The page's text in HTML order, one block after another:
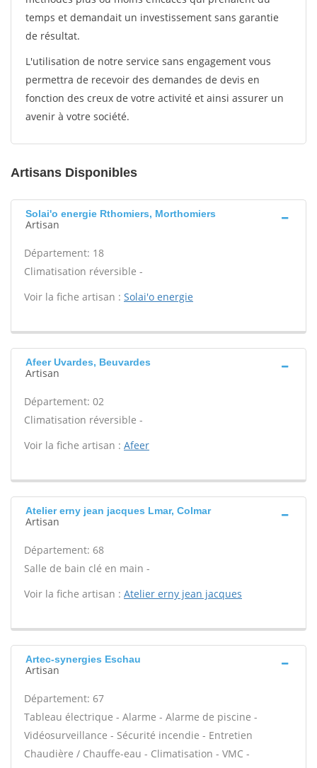
temps et demandait un investissement sans garantie
de résultat.
L'utilisation de notre service sans engagement vous
permettra de recevoir des demandes de devis en
fonction des creux de votre activité et ainsi assurer un
avenir à votre société.
Artisans Disponibles
Solai'o energie Rthomiers, Morthomiers
Artisan
Département: 18
Climatisation réversible -
Voir la fiche artisan : Solai'o energie
Afeer Uvardes, Beuvardes
Artisan
Département: 02
Climatisation réversible -
Voir la fiche artisan : Afeer
Atelier erny jean jacques Lmar, Colmar
Artisan
Département: 68
Salle de bain clé en main -
Voir la fiche artisan : Atelier erny jean jacques
Artec-synergies Eschau
Artisan
Département: 67
Tableau électrique - Alarme - Alarme de piscine -
Vidéosurveillance - Sécurité incendie - Entretien
Chaudière / Chauffe-eau - Climatisation - VMC -